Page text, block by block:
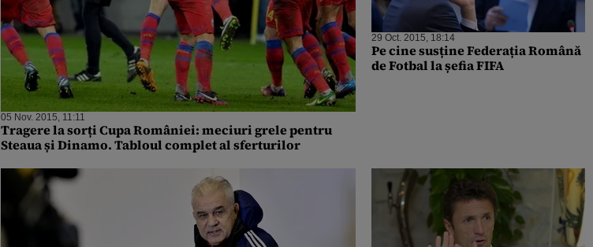
05 Nov. 2015, 11:11
Tragere la sorți Cupa României: meciuri grele pentru
Steaua și Dinamo. Tabloul complet al sferturilor
29 Oct. 2015, 18:14
Pe cine susține Federația Română
de Fotbal la șefia FIFA